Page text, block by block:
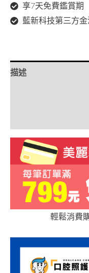
享7天免費鑑賞期
藍新科技第三方金
描述
輕鬆消費